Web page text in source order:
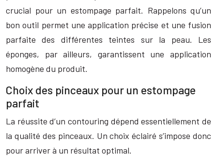
crucial pour un estompage parfait. Rappelons qu’un
bon outil permet une application précise et une fusion
parfaite des différentes teintes sur la peau. Les
éponges, par ailleurs, garantissent une application
homogène du produit.
Choix des pinceaux pour un estompage
parfait
La réussite d’un contouring dépend essentiellement de
la qualité des pinceaux. Un choix éclairé s’impose donc
pour arriver à un résultat optimal.